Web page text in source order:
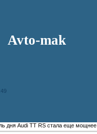
Avto-mak
дня Audi TT RS стала еще мощнее